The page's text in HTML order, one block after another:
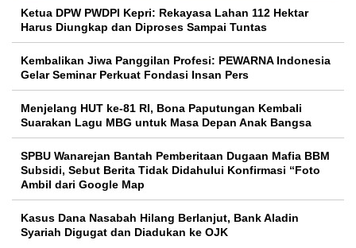
Ketua DPW PWDPI Kepri: Rekayasa Lahan 112 Hektar
Harus Diungkap dan Diproses Sampai Tuntas
Kembalikan Jiwa Panggilan Profesi: PEWARNA Indonesia
Gelar Seminar Perkuat Fondasi Insan Pers
Menjelang HUT ke-81 RI, Bona Paputungan Kembali
Suarakan Lagu MBG untuk Masa Depan Anak Bangsa
SPBU Wanarejan Bantah Pemberitaan Dugaan Mafia BBM
Subsidi, Sebut Berita Tidak Didahului Konfirmasi “Foto
Ambil dari Google Map
Kasus Dana Nasabah Hilang Berlanjut, Bank Aladin
Syariah Digugat dan Diadukan ke OJK